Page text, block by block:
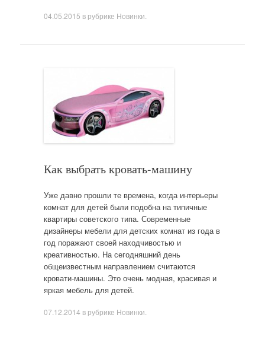
04.05.2015 в рубрике Новинки
Как выбрать кровать-машину
Уже давно прошли те времена, когда интерьеры
комнат для детей были подобна на типичные
квартиры советского типа. Современные
дизайнеры мебели для детских комнат из года в
год поражают своей находчивостью и
креативностью. На сегодняшний день
общеизвестным направлением считаются
кровати-машины. Это очень модная, красивая и
яркая мебель для детей.
07.12.2014 в рубрике Новинки